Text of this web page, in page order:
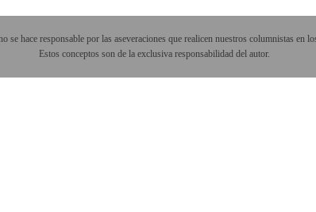
se hace responsable por las aseveraciones que realicen nuestros columnistas en
Estos conceptos son de la exclusiva responsabilidad del autor.